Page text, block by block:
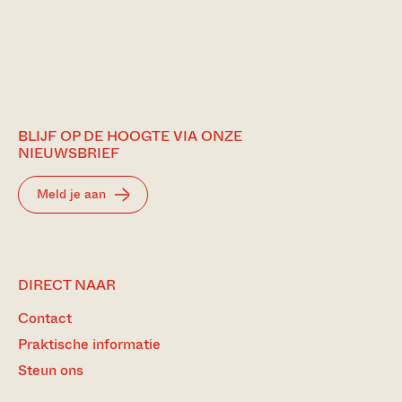
BLIJF OP DE HOOGTE VIA ONZE
NIEUWSBRIEF
Meld je aan
DIRECT NAAR
Contact
Praktische informatie
Steun ons